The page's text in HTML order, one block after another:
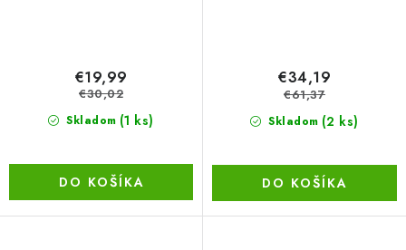
Skladom (1 ks)
€19,99
€30,02
DO KOŠÍKA
Skladom (2 ks)
€34,19
€61,37
DO KOŠÍKA